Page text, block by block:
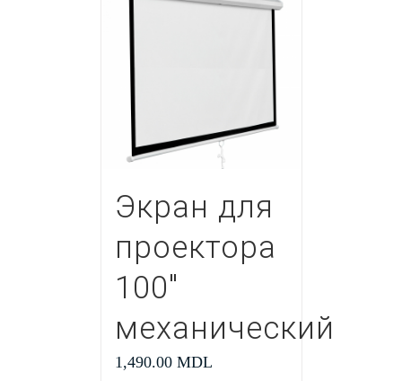
Экран для
проектора
100″
механический
1,490.00 MDL